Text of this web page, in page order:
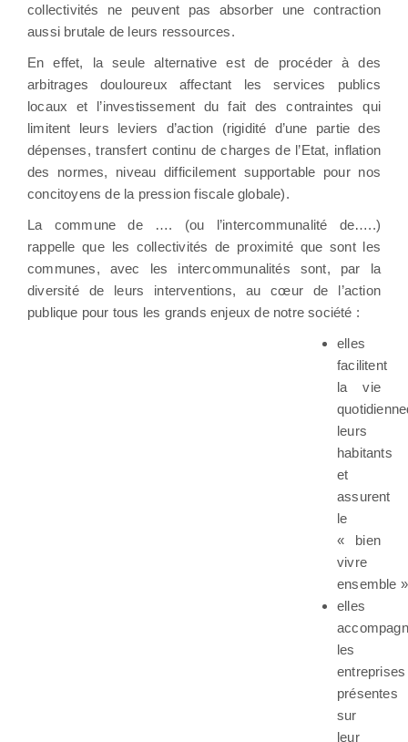
collectivités ne peuvent pas absorber une contraction
aussi brutale de leurs ressources.
En effet, la seule alternative est de procéder à des
arbitrages douloureux affectant les services publics
locaux et l’investissement du fait des contraintes qui
limitent leurs leviers d’action (rigidité d’une partie des
dépenses, transfert continu de charges de l’Etat, inflation
des normes, niveau difficilement supportable pour nos
concitoyens de la pression fiscale globale).
La commune de …. (ou l’intercommunalité de…..)
rappelle que les collectivités de proximité que sont les
communes, avec les intercommunalités sont, par la
diversité de leurs interventions, au cœur de l’action
publique pour tous les grands enjeux de notre société :
elles
facilitent
la vie
leurs
habitants
et
assurent
le
« bien
vivre
ensemble
elles
les
entreprises
présentes
sur
leur